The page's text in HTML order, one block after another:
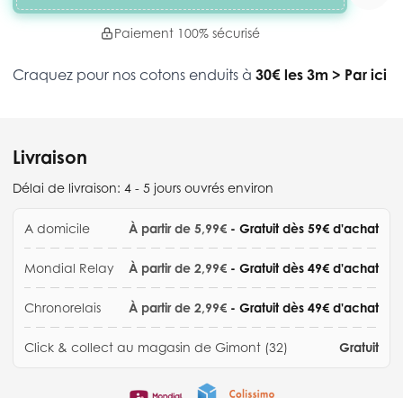
Paiement 100% sécurisé
Craquez pour nos cotons enduits à 30€ les 3m > Par ici
Livraison
Délai de livraison: 4 - 5 jours ouvrés environ
A domicile À partir de 5,99€ - Gratuit dès 59€ d'achat
Mondial Relay À partir de 2,99€ - Gratuit dès 49€ d'achat
Chronorelais À partir de 2,99€ - Gratuit dès 49€ d'achat
Click & collect au magasin de Gimont (32) Gratuit